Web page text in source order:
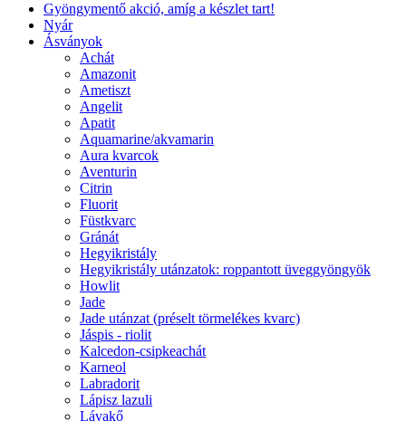
Gyöngymentő akció, amíg a készlet tart!
Nyár
Ásványok
Achát
Amazonit
Ametiszt
Angelit
Apatit
Aquamarine/akvamarin
Aura kvarcok
Aventurin
Citrin
Fluorit
Füstkvarc
Gránát
Hegyikristály
Hegyikristály utánzatok: roppantott üveggyöngyök
Howlit
Jade
Jade utánzat (préselt törmelékes kvarc)
Jáspis - riolit
Kalcedon-csipkeachát
Karneol
Labradorit
Lápisz lazuli
Lávakő